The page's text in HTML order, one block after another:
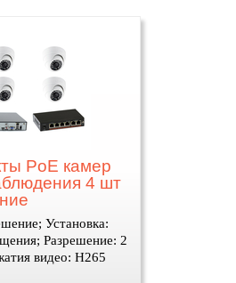
PoE камер
4 шт
Установка:
Разрешение: 2
видео: H265